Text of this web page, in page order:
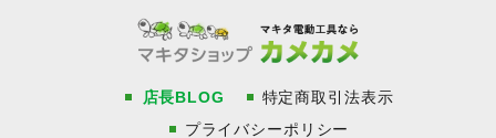
店長BLOG
特定商取引法表示
プライバシーポリシー